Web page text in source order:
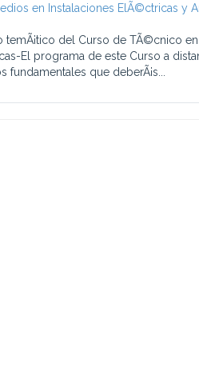
en Instalaciones ElÃ©ctricas y
temÃ¡tico del Curso de TÃ©cnico
El programa de este Curso a
fundamentales que deberÃ¡s...